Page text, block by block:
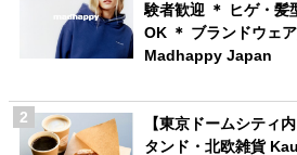
験者歓迎 ＊ ヒゲ・髪
OK ＊ ブランドウェ
Madhappy Japan
【東京ドームシティ
タンド・北欧雑貨